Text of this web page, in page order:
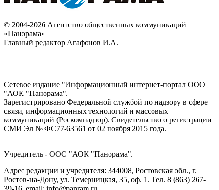
© 2004-2026 Агентство общественных коммуникаций
«Панорама»
Главный редактор Агафонов И.А.
Сетевое издание "Информационный интернет-портал ООО
"АОК "Панорама".
Зарегистрировано Федеральной службой по надзору в сфере
связи, информационных технологий и массовых
коммуникаций (Роскомнадзор). Cвидетельство о регистрации
СМИ Эл № ФС77-63561 от 02 ноября 2015 года.
Учредитель - ООО "АОК "Панорама".
Адрес редакции и учредителя: 344008, Ростовская обл., г.
Ростов-на-Дону, ул. Темерницкая, 35, оф. 1. Тел. 8 (863) 267-